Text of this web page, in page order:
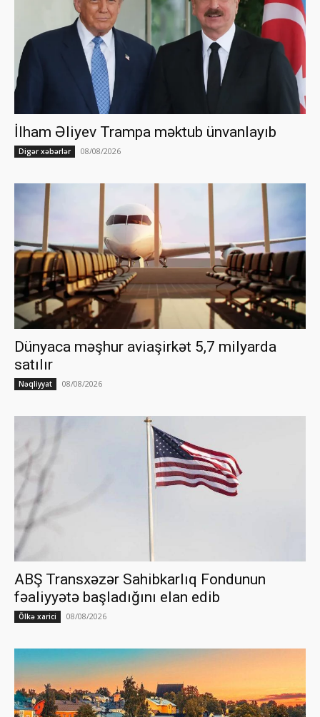
İlham Əliyev Trampa məktub ünvanlayıb
Digər xəbərlər 08/08/2026
Dünyaca məşhur aviaşirkət 5,7 milyarda
satılır
Nəqliyyat 08/08/2026
ABŞ Transxəzər Sahibkarlıq Fondunun
fəaliyyətə başladığını elan edib
Ölkə xarici 08/08/2026